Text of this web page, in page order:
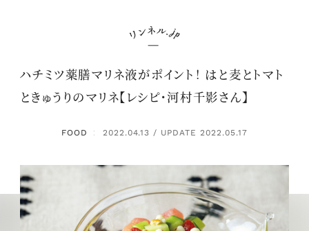
ハチミツ薬膳マリネ液がポイント！ はと麦とトマト
ときゅうりのマリネ【レシピ・河村千影さん】
FOOD ： 2022.04.13 / UPDATE 2022.05.17